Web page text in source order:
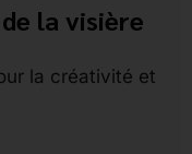
la visière
la créativité et